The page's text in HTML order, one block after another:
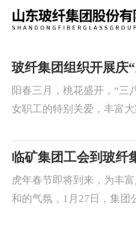
玻纤集团组织开展庆
阳春三月，桃花盛开，“三
女职工的特别关爱，丰富
集团工会组织开展庆“三
临矿集团工会到玻纤
虎年春节即将到来，为丰
和的气氛，1月27日，集团
问分队到玻纤集团开展新